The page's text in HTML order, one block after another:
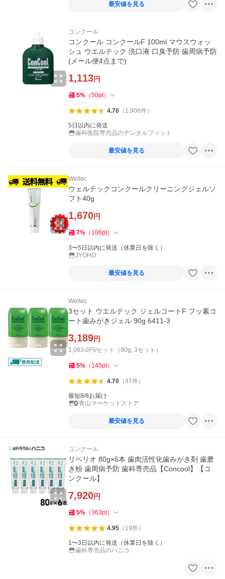
最安値を見る
コンクール
コンクール コンクールF 100ml マウスウォッ
シュ ウエルテック 洗口液 口臭予防 歯周病予防
(メール便4点まで)
1,113円
5% （50pt）
4.70（ 1,906件）
5日以内に発送
歯科医院専売品のデンタルフィット
最安値を見る
Weltec
ウェルテックコンクールクリーニングジェルソ
フト40g
1,670円
7% （ 106pt）
3〜5日以内に発送（休業日を除く）
JYOHO
最安値を見る
Weltec
3セット ウエルテック ジェルコートF フッ素コ
ート歯みがきジェル 90g 6411-3
3,189円
1,063.0円/セット（90g, 3セット）
5% （ 145pt）
4.70（47件）
最短8/8お届け
青山マーケットストア
最安値を見る
コンクール
リペリオ 80g×6本 歯肉活性化歯みがき剤 歯磨
き粉 歯周病予防 歯科専売品【Concool】【コ
ンクール】
7,920円
5% （363pt）
4.95（ 19件）
1〜3日以内に発送（休業日を除く）
歯科専売品のハニコ